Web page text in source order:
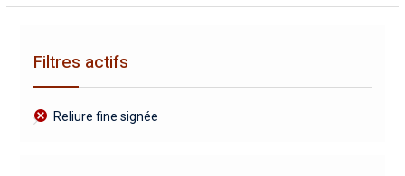
Filtres actifs
Reliure fine signée